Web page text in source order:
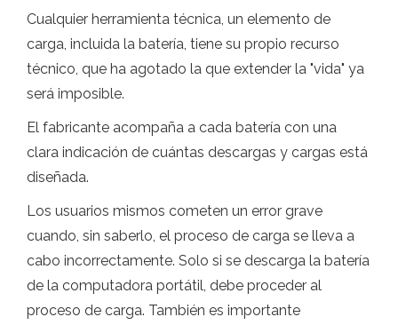
Cualquier herramienta técnica, un elemento de
carga, incluida la batería, tiene su propio recurso
técnico, que ha agotado la que extender la "vida" ya
será imposible.
El fabricante acompaña a cada batería con una
clara indicación de cuántas descargas y cargas está
diseñada.
Los usuarios mismos cometen un error grave
cuando, sin saberlo, el proceso de carga se lleva a
cabo incorrectamente. Solo si se descarga la batería
de la computadora portátil, debe proceder al
proceso de carga. También es importante